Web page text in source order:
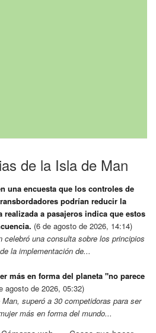
de la Isla de Man
una encuesta que los controles de
podrían reducir la
realizada a pasajeros indica que estos
(6 de agosto de 2026, 14:14)
celebró una consulta sobre los principios
la implementación de...
más en forma del planeta "no parece
agosto de 2026, 05:32)
superó a 30 competidoras para ser
más en forma del mundo...